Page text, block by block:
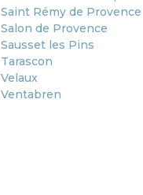
Saint Rémy de Provence
Salon de Provence
Sausset les Pins
Tarascon
Velaux
Ventabren